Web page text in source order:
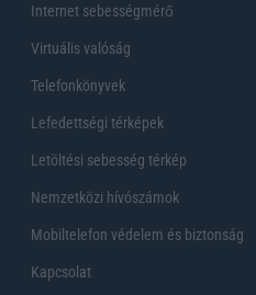
Internet sebességmérő
Virtuális valóság
Telefonkönyvek
Lefedettségi térképek
Letöltési sebesség térkép
Nemzetközi hívószámok
Mobiltelefon védelem és biztonság
Kapcsolat